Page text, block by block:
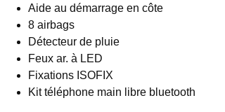
Aide au démarrage en côte
8 airbags
Détecteur de pluie
Feux ar. à LED
Fixations ISOFIX
Kit téléphone main libre bluetooth